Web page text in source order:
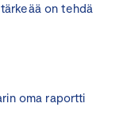
on tehdä
oma raportti